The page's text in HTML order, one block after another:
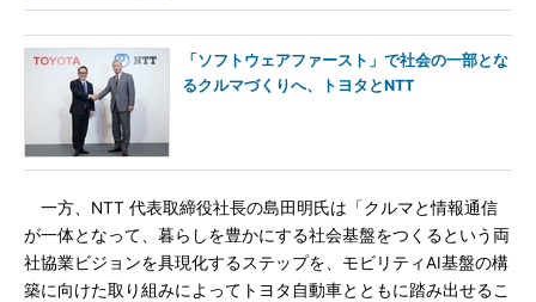
「ソフトウェアファースト」で社会の一部とな
るクルマづくりへ、トヨタとNTT
一方、NTT 代表取締役社長の島田明氏は「クルマと情報通信
が一体となって、暮らしを豊かにする社会基盤をつくるという両
社協業ビジョンを具現化するステップを、モビリティAI基盤の構
築に向けた取り組みによってトヨタ自動車とともに踏み出せるこ